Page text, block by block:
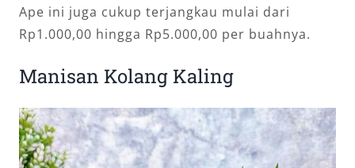
Ape ini juga cukup terjangkau mulai dari
Rp1.000,00 hingga Rp5.000,00 per buahnya.
Manisan Kolang Kaling